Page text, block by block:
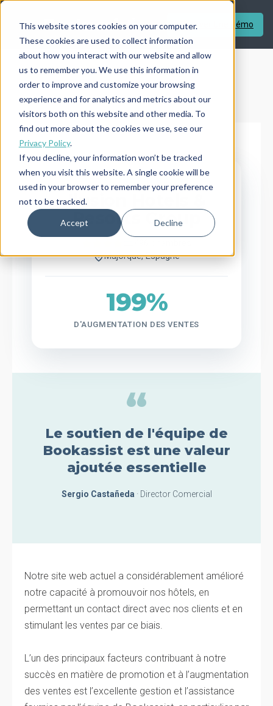
This website stores cookies on your computer.
These cookies are used to collect information
about how you interact with our website and allow
us to remember you. We use this information in
order to improve and customize your browsing
experience and for analytics and metrics about our
visitors both on this website and other media. To
find out more about the cookies we use, see our
Privacy Policy.
If you decline, your information won’t be tracked
when you visit this website. A single cookie will be
used in your browser to remember your preference
not to be tracked.
Accept Decline
Réserver Une Démo
← RETOUR AUX TÉMOIGNAGES
Ilusion Hotels &
Resorts Group
Majorque, Espagne
199%
D'AUGMENTATION DES VENTES
“
Le soutien de l'équipe de
Bookassist est une valeur
ajoutée essentielle
Sergio Castañeda · Director Comercial
Notre site web actuel a considérablement amélioré
notre capacité à promouvoir nos hôtels, en
permettant un contact direct avec nos clients et en
stimulant les ventes par ce biais.
L’un des principaux facteurs contribuant à notre
succès en matière de promotion et à l’augmentation
des ventes est l’excellente gestion et l’assistance